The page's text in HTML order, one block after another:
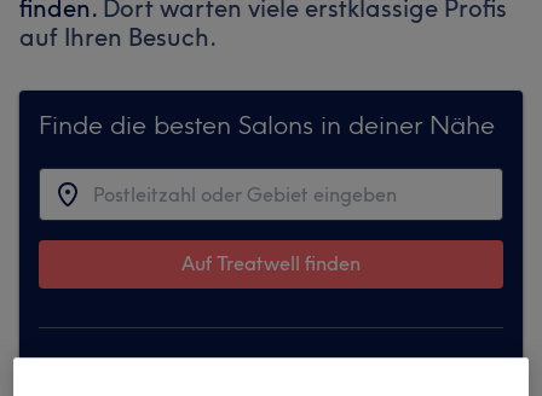
finden. Dort warten viele erstklassige Profis
auf Ihren Besuch.
Finde die besten Salons in deiner Nähe
Auf Treatwell finden